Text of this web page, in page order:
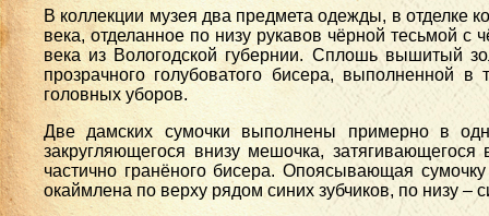
В коллекции музея два предмета одежды, в отделке
века, отделанное по низу рукавов чёрной тесьмой
века из Вологодской губернии. Сплошь вышитый
прозрачного голубоватого бисера, выполненной
головных уборов.
Две дамских сумочки выполнены примерно в
закругляющегося внизу мешочка,
частично гранёного бисера. Опоясывающая
окаймлена по верху рядом синих зубчиков, по низу –